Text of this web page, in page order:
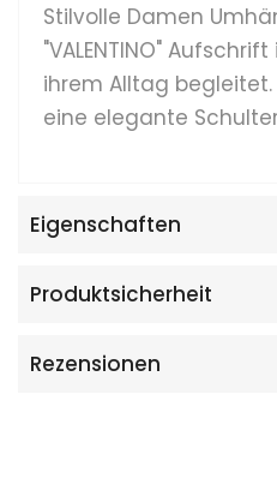
Stilvolle Damen
"VALENTINO"
ihrem Alltag
eine elegante
Eigenschaften
Produktsicherheit
Rezensionen